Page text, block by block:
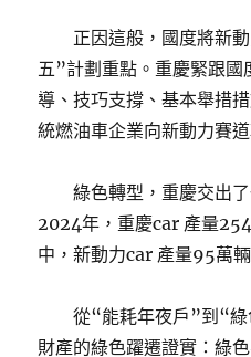
正因這般，國度將新
五”計劃重點。重慶緊跟
導、技巧支撐、基本舉措
統燃油車企業向新動力賽道
綠色轉型，重慶交出
2024年，重慶car 產量
中，新動力car 產量95萬
從“能耗年夜戶”到“
財產的綠色躍遷證實：綠